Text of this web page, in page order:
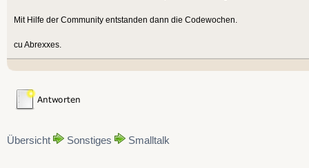
Mit Hilfe der Community entstanden dann die Codewochen.
cu Abrexxes.
Übersicht Sonstiges Smalltalk